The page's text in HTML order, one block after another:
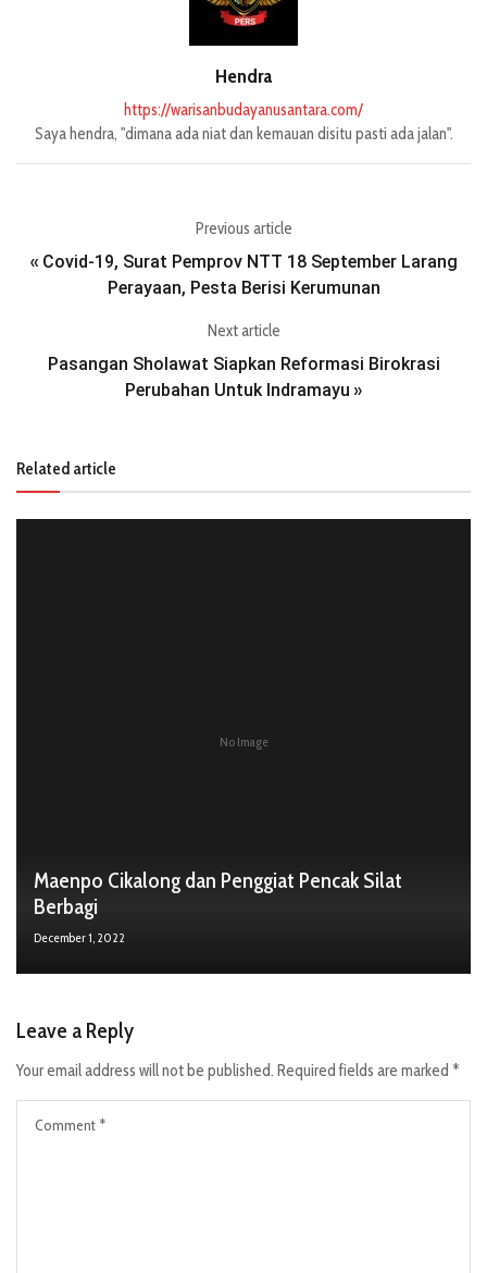
Hendra
https://warisanbudayanusantara.com/
Saya hendra, "dimana ada niat dan kemauan disitu pasti ada jalan".
Previous article
« Covid-19, Surat Pemprov NTT 18 September Larang
Perayaan, Pesta Berisi Kerumunan
Next article
Pasangan Sholawat Siapkan Reformasi Birokrasi
Perubahan Untuk Indramayu »
Related article
No Image
Maenpo Cikalong dan Penggiat Pencak Silat
Berbagi
December 1, 2022
Leave a Reply
Your email address will not be published. Required fields are marked *